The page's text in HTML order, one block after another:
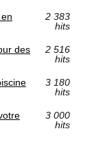
2 383
hits
des
2 516
hits
3 180
hits
3 000
hits